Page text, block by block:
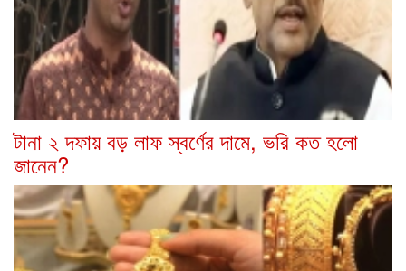
টানা ২ দফায় বড় লাফ স্বর্ণের দামে, ভরি কত হলো
জানেন?